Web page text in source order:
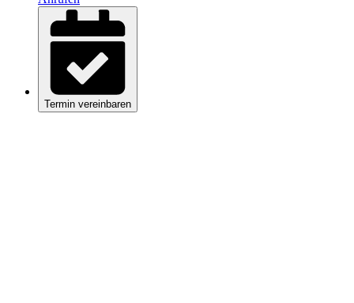
Termin vereinbaren